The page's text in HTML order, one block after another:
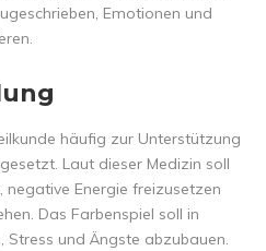
Emotionen und
häufig zur Unterstützung
Laut dieser Medizin soll
negative Energie freizusetzen
Das Farbenspiel soll in
Stress und Ängste abzubauen.